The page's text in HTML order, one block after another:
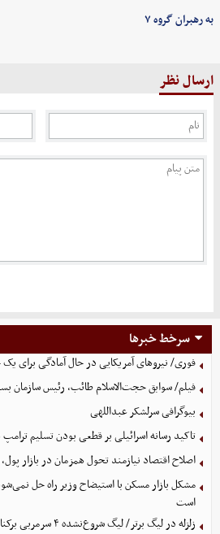
به رهبران گروه ۷
ارسال نظر
سرخط خبرها
فوری/ نیروهای آمریکایی در حال آمادگی برای یک
فیلم/ سوابق حجت‌الاسلام طائب، رئیس سازمان
بیوگرافی سرلشکر عبداللهی
تاکید رسانه اسرائیلی بر قطعی بودن تسلیم ترامپ
اصلاح اقتصاد نیازمند تحول همزمان در بازار
مشکل بازار مسکن با استیضاح وزیر راه حل
است
زلزله در لیگ برتر/ لیگ شروع‌نشده ۴ سرمربی برکنار شدند